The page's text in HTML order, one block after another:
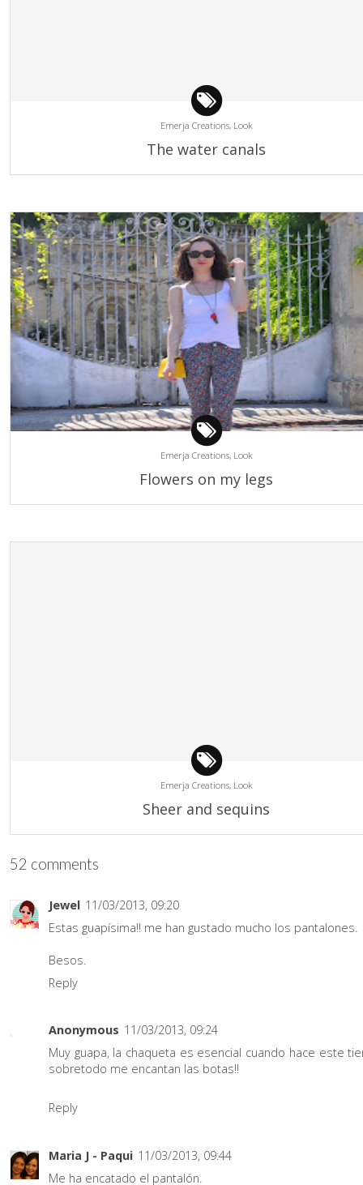
Emerja Creations, Look
The water canals
Emerja Creations, Look
Flowers on my legs
Emerja Creations, Look
Sheer and sequins
52 comments
Jewel 11/03/2013, 09:20
Estas guapísima!! me han gustado mucho los pantalones.
Besos.
Reply
Anonymous 11/03/2013, 09:24
Muy guapa, la chaqueta es esencial cuando hace este
sobretodo me encantan las botas!!
Reply
Maria J - Paqui 11/03/2013, 09:44
Me ha encatado el pantalón.